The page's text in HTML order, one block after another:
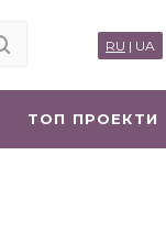
RU | UA
ТОП ПРОЕКТИ